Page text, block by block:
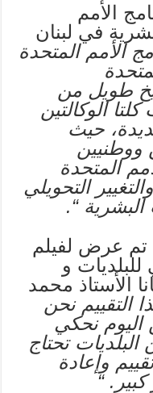
الأمم
في لبنان
الأمم المتحدة
طويل من
الوكالتين
حيث
ووطنيين
المتحدة
التحويلي
“.
تم عرض لفيلم
للبلديات و
الأستاذ محمد
التقييم نحن
اليوم نحكي
البلديات تحتاج
وإعادة
.
“